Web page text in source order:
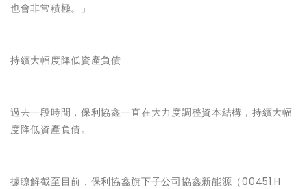
也會非常積極。」
持續大幅度降低資產負債
過去一段時間，保利協鑫一直在大力度調整資本結構，持續大幅
度降低資產負債。
據瞭解截至目前，保利協鑫旗下子公司協鑫新能源（00451.H